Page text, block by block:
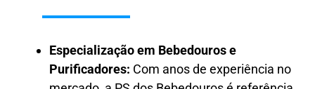
Especialização em Bebedouros e
Purificadores: Com anos de experiência no